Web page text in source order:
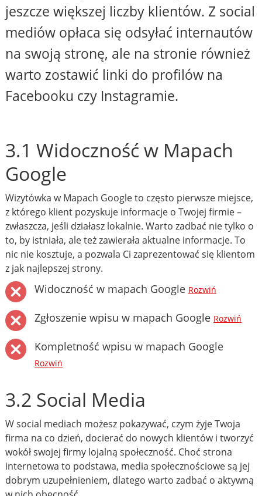
jeszcze większej liczby klientów. Z social
mediów opłaca się odsyłać internautów
na swoją stronę, ale na stronie również
warto zostawić linki do profilów na
Facebooku czy Instagramie.
3.1 Widoczność w Mapach
Google
Wizytówka w Mapach Google to często pierwsze miejsce,
z którego klient pozyskuje informacje o Twojej firmie –
zwłaszcza, jeśli działasz lokalnie. Warto zadbać nie tylko o
to, by istniała, ale też zawierała aktualne informacje. To
nic nie kosztuje, a pozwala Ci zaprezentować się klientom
z jak najlepszej strony.
Widoczność w mapach Google Rozwiń
Zgłoszenie wpisu w mapach Google Rozwiń
Kompletność wpisu w mapach Google
Rozwiń
3.2 Social Media
W social mediach możesz pokazywać, czym żyje Twoja
firma na co dzień, docierać do nowych klientów i tworzyć
wokół swojej firmy lojalną społeczność. Choć strona
internetowa to podstawa, media społecznościowe są jej
dobrym uzupełnieniem, dlatego warto zadbać o aktywną